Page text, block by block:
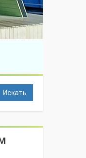
Искать